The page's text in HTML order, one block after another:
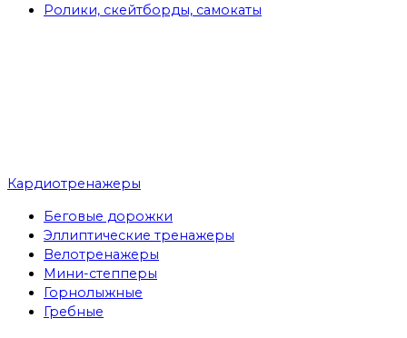
Ролики, скейтборды, самокаты
Кардиотренажеры
Беговые дорожки
Эллиптические тренажеры
Велотренажеры
Мини-степперы
Горнолыжные
Гребные